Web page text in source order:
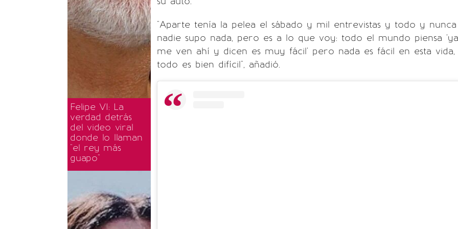
Felipe VI: La
verdad detrás
del video viral
donde lo llaman
"el rey más
guapo"
"Aparte tenía la pelea el sábado y mil entrevistas y todo y nunca
nadie supo nada, pero es a lo que voy: todo el mundo piensa 'ya
me ven ahí y dicen es muy fácil' pero nada es fácil en esta vida,
todo es bien difícil", añadió.